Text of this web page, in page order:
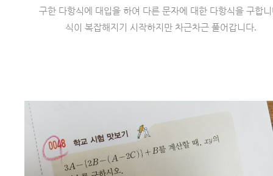
구한 다항식에 대입을 하여 다른 문자에 대한 다항식을 구합
식이 복잡해지기 시작하지만 차근차근 풀어갑니다.